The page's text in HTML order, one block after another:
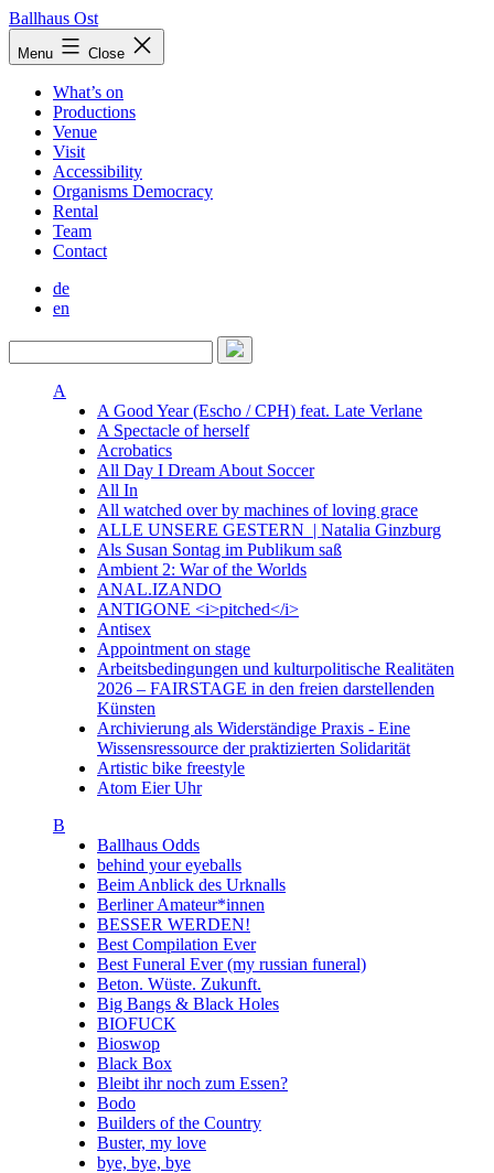
Skip
to
content
Ballhaus Ost
Ballhaus
Ost
Menu Close
What’s on
Productions
Venue
Visit
Accessibility
Organisms Democracy
Rental
Team
Contact
de
en
A
A Good Year (Escho / CPH) feat. Late Verlane
A Spectacle of herself
Acrobatics
All Day I Dream About Soccer
All In
All watched over by machines of loving grace
ALLE UNSERE GESTERN | Natalia Ginzburg
Als Susan Sontag im Publikum saß
Ambient 2: War of the Worlds
ANAL.IZANDO
ANTIGONE <i>pitched</i>
Antisex
Appointment on stage
Arbeitsbedingungen und kulturpolitische Realitäten
2026 – FAIRSTAGE in den freien darstellenden
Künsten
Archivierung als Widerständige Praxis - Eine
Wissensressource der praktizierten Solidarität
Artistic bike freestyle
Atom Eier Uhr
B
Ballhaus Odds
behind your eyeballs
Beim Anblick des Urknalls
Berliner Amateur*innen
BESSER WERDEN!
Best Compilation Ever
Best Funeral Ever (my russian funeral)
Beton. Wüste. Zukunft.
Big Bangs & Black Holes
BIOFUCK
Bioswop
Black Box
Bleibt ihr noch zum Essen?
Bodo
Builders of the Country
Buster, my love
bye, bye, bye